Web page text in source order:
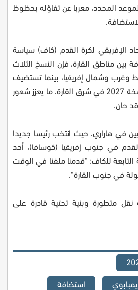
المحدد، معربا عن تفاؤله بحظوظ
الإفريقي لكرة القدم (كاف) سياسة
بين مناطق القارة، فإن النسخ الثلاث
وغرب وشمال إفريقيا، بينما تستضيف
كينيا وأوغندا وتنزانيا نسخة 2027 في شرق القارة، ما يعزز شعور
حان.
في هاراري، حيث انتخب رئيسا جديدا
في جنوب إفريقيا (كوسافا)، أحد
التابعة للكاف: "قدمنا ملفنا في الوقت
في جنوب القارة".
متطورة وبنية تحتية قادرة على
استضافة